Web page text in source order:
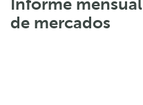
Informe mensual
de mercados